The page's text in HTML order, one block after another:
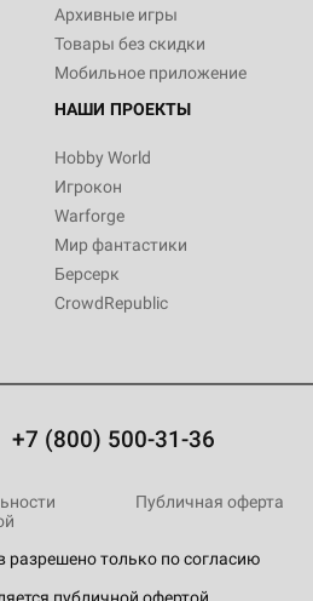
Архивные игры
Товары без скидки
Мобильное приложение
НАШИ ПРОЕКТЫ
Hobby World
Игрокон
Warforge
Мир фантастики
Берсерк
CrowdRepublic
+7 (800) 500-31-36
разрешено только по согласию
Публичная оферта